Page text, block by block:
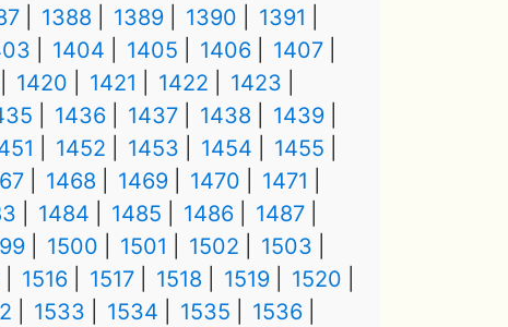
1388 1389 1390
1391
1404 1405 1406
1407
1420 1421 1422
1423
1436 1437 1438
1439
1452 1453 1454
1455
1468 1469 1470
1471
1484 1485 1486
1487
1500 1501 1502
1503
1516 1517 1518 1519
1520
1533 1534 1535 1536